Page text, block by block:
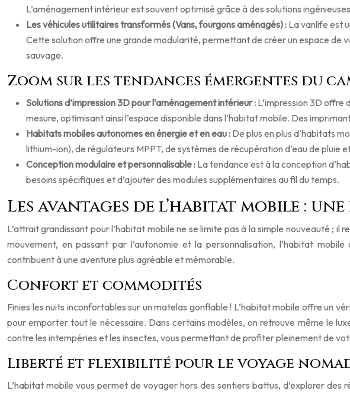
L’aménagement intérieur est souvent optimisé grâce à des solutions
Les véhicules utilitaires transformés (Vans, fourgons aménagés) : La vanlife est
Cette solution offre une grande modularité, permettant de créer un espace de
sauvage.
Zoom sur les tendances émergentes du
Solutions d’impression 3D pour l’aménagement intérieur : L’impression 3D
mesure, optimisant ainsi l’espace disponible dans l’habitat mobile. Des
Habitats mobiles autonomes en énergie et en eau : De plus en plus d’habitats
lithium-ion), de régulateurs MPPT, de systèmes de récupération d’eau de
Conception modulaire et personnalisable : La tendance est à la conception
besoins spécifiques et d’ajouter des modules supplémentaires au fil du temps.
Les avantages de l’habitat mobile :
L’attrait grandissant pour l’habitat mobile ne se limite pas à la simple nouveauté ;
mouvement, en passant par l’autonomie et la personnalisation, l’habitat
contribuent à une aventure plus agréable et mémorable.
Confort et commodités
Finies les nuits inconfortables sur un matelas gonflable ! L’habitat mobile offre un
pour emporter tout le nécessaire. Dans certains modèles, on retrouve même le
contre les intempéries et les insectes, vous permettant de profiter pleinement de
Liberté et flexibilité pour le voyage
L’habitat mobile vous permet de voyager hors des sentiers battus, d’explorer